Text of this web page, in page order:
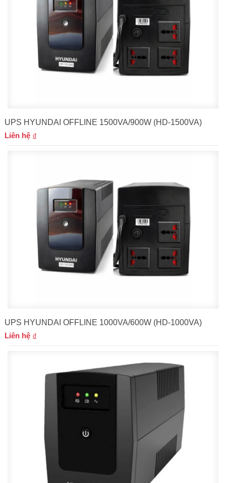
UPS HYUNDAI OFFLINE 1500VA/900W (HD-1500VA)
Liên hệ
UPS HYUNDAI OFFLINE 1000VA/600W (HD-1000VA)
Liên hệ